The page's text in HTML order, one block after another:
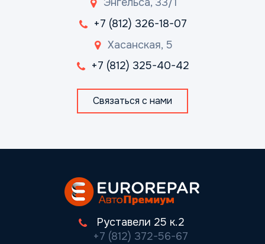
+7 (812) 326-18-07
Хасанская, 5
+7 (812) 325-40-42
Связаться с нами
Руставели 25 к.2
+7 (812) 372-56-67